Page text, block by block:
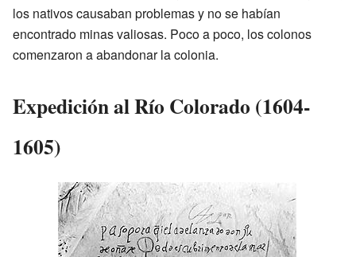
los nativos causaban problemas y no se habían
encontrado minas valiosas. Poco a poco, los colonos
comenzaron a abandonar la colonia.
Expedición al Río Colorado (1604-
1605)